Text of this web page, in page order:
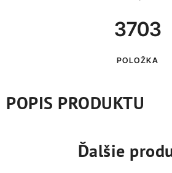
3703
POLOŽKA
POPIS PRODUKTU
Ďalšie